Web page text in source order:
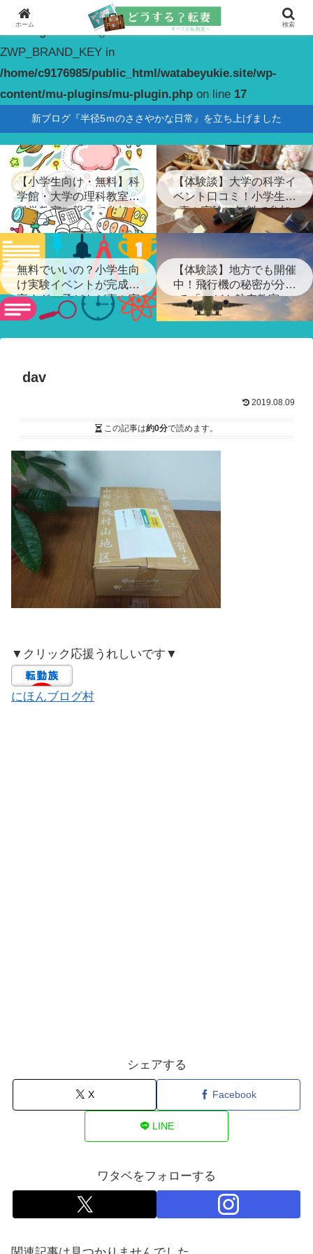
Warning
: constant(): Couldn't find constant
ZWP_BRAND_KEY in
/home/c9176985/public_html/watabeyukie.site/wp-
content/mu-plugins/mu-plugin.php on line 17
新ブログ『半径5ｍのささやかな日常』を立ち上げました
【小学生向け・無料】科
学館・大学の理科教室・
科学教室に親子で参加！
【体験談】大学の科学イ
ベント口コミ！小学生が
喜ぶ実験に無料で参加
無料でいいの？小学生向
け実験イベントが完成度
高すぎ…子どもが喜ぶ実
験ショー
【体験談】地方でも開催
中！飛行機の秘密が分か
る「こども航空教室」
dav
2019.08.09
この記事は約0分で読めます。
▼クリック応援うれしいです▼
にほんブログ村
シェアする
X Facebook
LINE
ワタベをフォローする
ホーム 検索